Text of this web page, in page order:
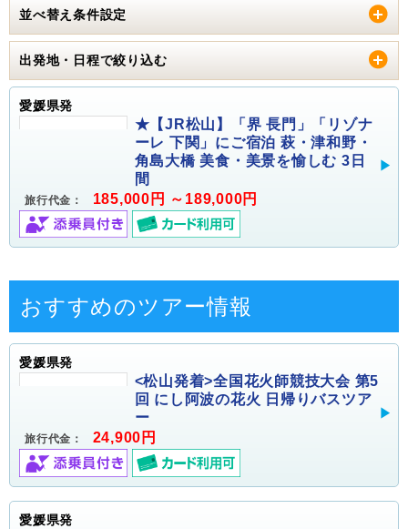
並べ替え条件設定
出発地・日程で絞り込む
愛媛県発
★【JR松山】「界 長門」「リゾナ
ーレ 下関」にご宿泊 萩・津和野・
角島大橋 美食・美景を愉しむ 3日
間
旅行代金： 185,000円 ～189,000円
おすすめのツアー情報
愛媛県発
<松山発着>全国花火師競技大会 第5
回 にし阿波の花火 日帰りバスツア
ー
旅行代金： 24,900円
愛媛県発